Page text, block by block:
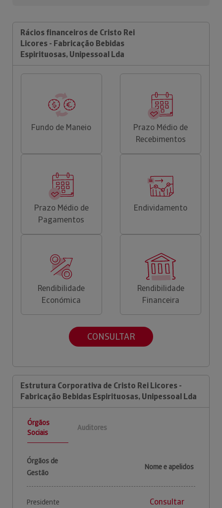
Rácios financeiros de Cristo Rei
Licores - Fabricação Bebidas
Espirituosas, Unipessoal Lda
Fundo de Maneio
Prazo Médio de
Recebimentos
Prazo Médio de
Pagamentos
Endividamento
Rendibilidade
Económica
Rendibilidade
Financeira
CONSULTAR
Estrutura Corporativa de Cristo Rei Licores -
Fabricação Bebidas Espirituosas, Unipessoal Lda
Órgãos
Sociais
Auditores
Órgãos de
Gestão
Nome e apelidos
Presidente Consultar